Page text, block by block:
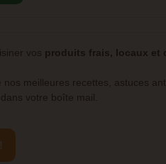
vos produits frais, locaux et
meilleures recettes, astuces
votre boîte mail.